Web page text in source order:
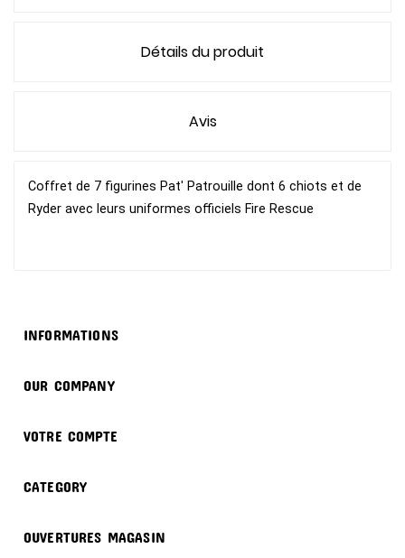
Détails du produit
Avis
Coffret de 7 figurines Pat' Patrouille dont 6 chiots et de
Ryder avec leurs uniformes officiels Fire Rescue
INFORMATIONS
OUR COMPANY
VOTRE COMPTE
CATEGORY
OUVERTURES MAGASIN